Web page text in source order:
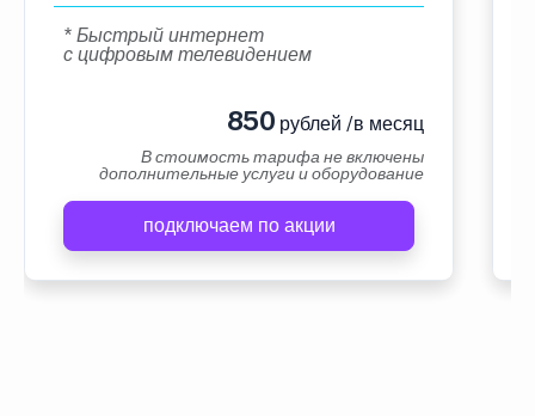
* Быстрый интернет
с цифровым телевидением
850 рублей /в месяц
В стоимость тарифа не включены
дополнительные услуги и оборудование
подключаем по акции